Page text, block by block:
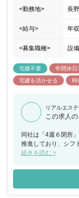
<勤務地> 長
<給与> 年収
<募集職種> 設
宅建不要 年間休日
宅建を活かせる
時
リアルエス
この求人
同社は「4週６閉所
推進しており、シフ
閉所することで、協
業時間約24時間と建
続きを読む >